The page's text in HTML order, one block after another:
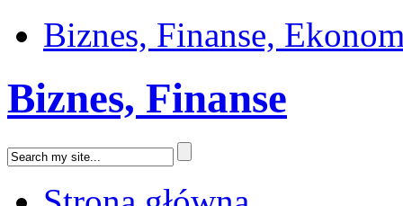
Biznes, Finanse,
Biznes, Finanse